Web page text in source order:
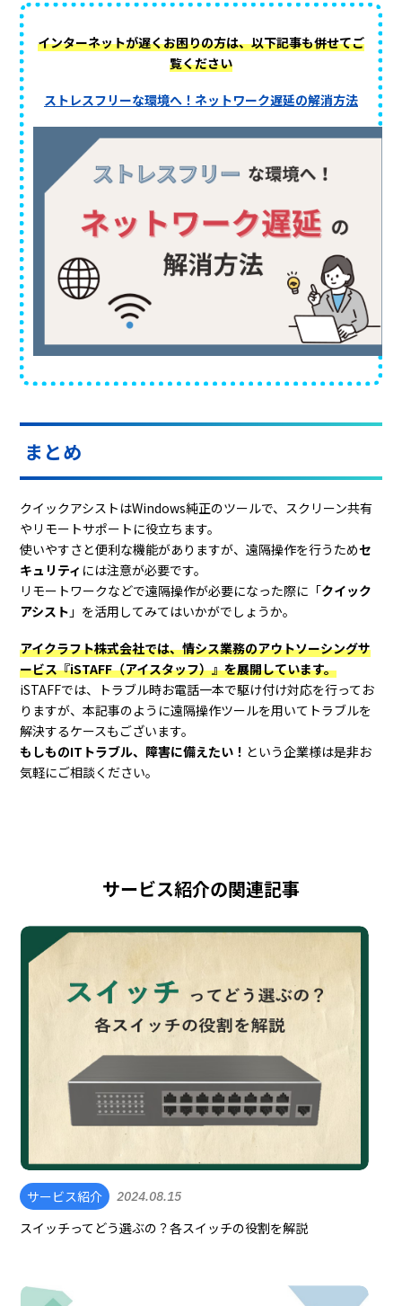
インターネットが遅くお困りの方は、以下記事も併せてご
覧ください
ストレスフリーな環境へ！ネットワーク遅延の解消方法
まとめ
クイックアシストはWindows純正のツールで、スクリーン共有
やリモートサポートに役立ちます。
使いやすさと便利な機能がありますが、遠隔操作を行うためセ
キュリティ には注意が必要です。
リモートワークなどで遠隔操作が必要になった際に「クイック
アシスト 」を活用してみてはいかがでしょうか。
アイクラフト株式会社では、情シス業務のアウトソーシングサ
ービス『iSTAFF（アイスタッフ）』を展開しています。
iSTAFFでは、トラブル時お電話一本で駆け付け対応を行ってお
りますが、本記事のように遠隔操作ツールを用いてトラブルを
解決するケースもございます。
もしものITトラブル、障害に備えたい！ という企業様は是非お
気軽にご相談ください。
サービス紹介の関連記事
サービス紹介 2024.08.15
スイッチってどう選ぶの？各スイッチの役割を解説